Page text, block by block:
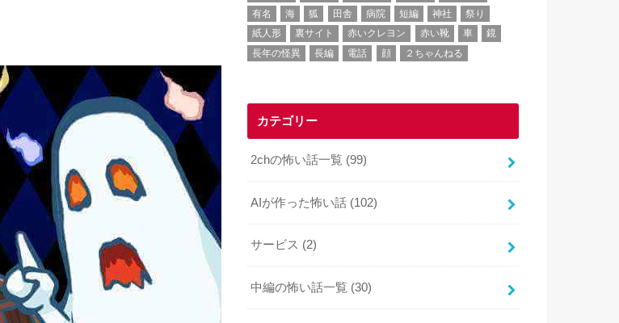
有名
海 狐 田舎 病院 短編 神社
祭り
紙人形
裏サイト 赤いクレヨン 赤い靴 車
鏡
長年の怪異
長編 電話 顔 ２ちゃんねる
カテゴリー
2chの怖い話一覧 (99)
AIが作った怖い話 (102)
サービス (2)
中編の怖い話一覧 (30)